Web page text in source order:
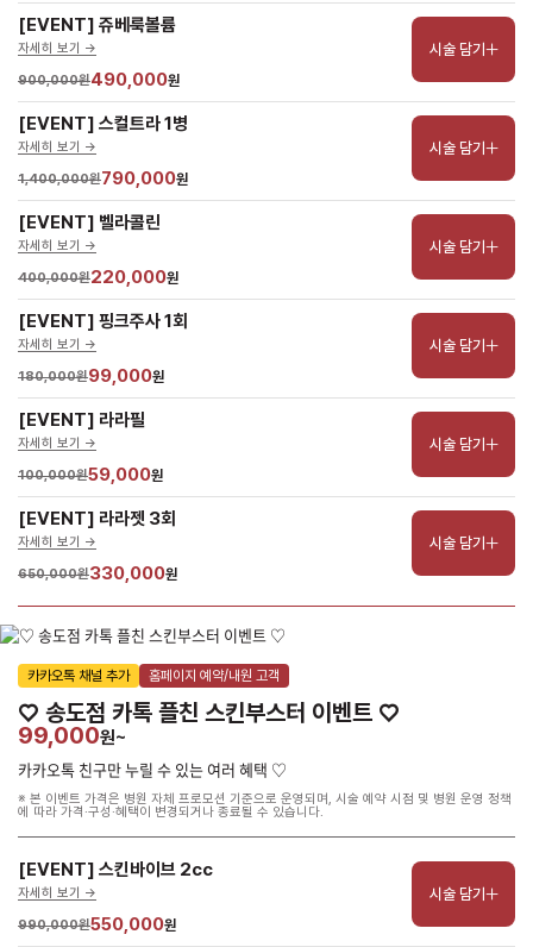
[EVENT] 쥬베룩볼륨
자세히 보기 ->
900,000원490,000원
시술 담기
[EVENT] 스컬트라 1병
자세히 보기 ->
1,400,000원790,000원
시술 담기
[EVENT] 벨라콜린
자세히 보기 ->
400,000원220,000원
시술 담기
[EVENT] 핑크주사 1회
자세히 보기 ->
180,000원99,000원
시술 담기
[EVENT] 라라필
자세히 보기 ->
100,000원59,000원
시술 담기
[EVENT] 라라젯 3회
자세히 보기 ->
650,000원330,000원
시술 담기
카카오톡 채널 추가 홈페이지 예약/내원 고객
♡ 송도점 카톡 플친 스킨부스터 이벤트 ♡
99,000원~
카카오톡 친구만 누릴 수 있는 여러 혜택 ♡
※ 본 이벤트 가격은 병원 자체 프로모션 기준으로 운영되며, 시술 예약 시점 및 병원 운영 정책
에 따라 가격·구성·혜택이 변경되거나 종료될 수 있습니다.
[EVENT] 스킨바이브 2cc
자세히 보기 ->
990,000원550,000원
시술 담기